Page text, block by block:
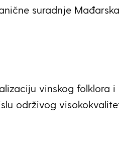
suradnje
vinskog folklora i
održivog